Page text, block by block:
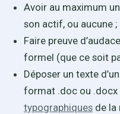
Avoir au maximum
son actif, ou aucune ;
Faire preuve
formel (que ce soit
Déposer un texte
format .doc ou .docx
typographiques de la